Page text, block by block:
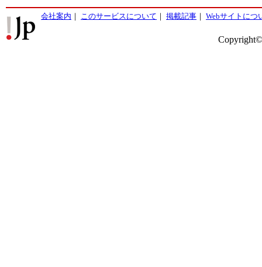
会社案内 ｜ このサービスについて ｜ 掲載記事 ｜ Webサイトにつ